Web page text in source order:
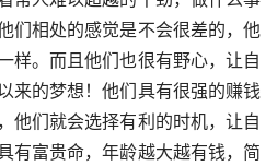
们相处的感觉是不会很差的，他
样。而且他们也很有野心，让自
来的梦想！他们具有很强的赚钱
他们就会选择有利的时机，让自
有富贵命，年龄越大越有钱，简